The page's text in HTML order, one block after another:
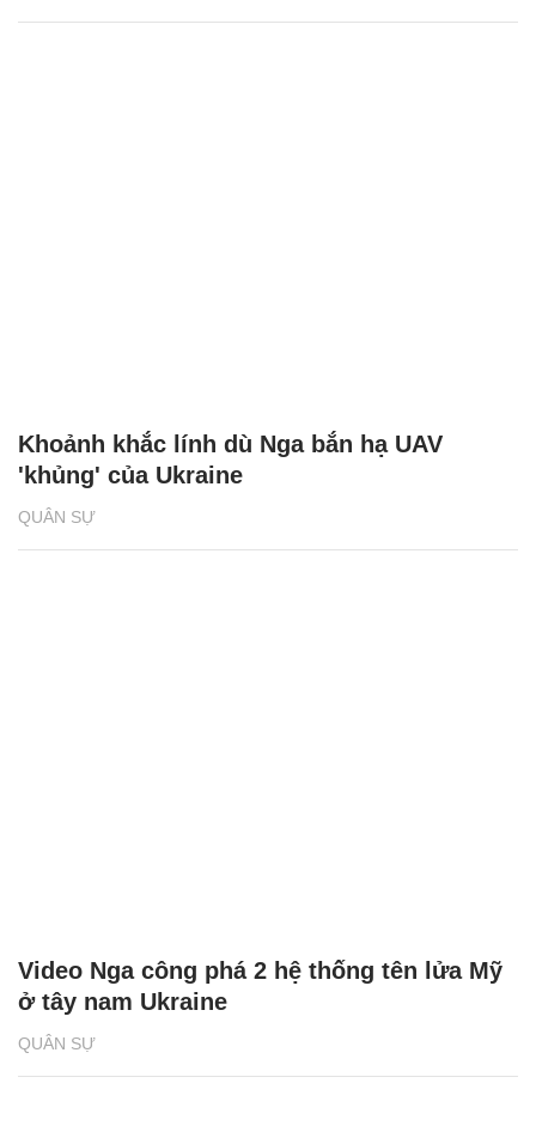
QUÂN SỰ
Khoảnh khắc lính dù Nga bắn hạ UAV
'khủng' của Ukraine
QUÂN SỰ
Video Nga công phá 2 hệ thống tên lửa Mỹ
ở tây nam Ukraine